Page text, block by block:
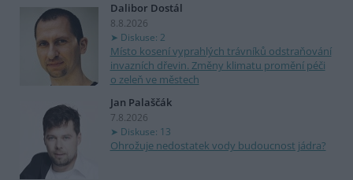
Dalibor Dostál
8.8.2026
Diskuse: 2
Místo kosení vyprahlých trávníků odstraňování
invazních dřevin. Změny klimatu promění péči
o zeleň ve městech
Jan Palaščák
7.8.2026
Diskuse: 13
Ohrožuje nedostatek vody budoucnost jádra?